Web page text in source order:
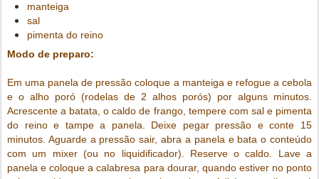
manteiga
sal
pimenta do reino
Modo de preparo:
Em uma panela de pressão coloque a manteiga e refogue a cebola
e o alho poró (rodelas de 2 alhos porós) por alguns minutos.
Acrescente a batata, o caldo de frango, tempere com sal e pimenta
do reino e tampe a panela. Deixe pegar pressão e conte 15
minutos. Aguarde a pressão sair, abra a panela e bata o conteúdo
com um mixer (ou no liquidificador). Reserve o caldo. Lave a
panela e coloque a calabresa para dourar, quando estiver no ponto